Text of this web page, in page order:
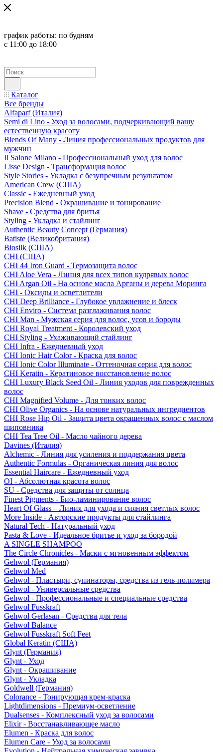
график работы: по будням
с 11:00 до 18:00
Каталог
Все бренды
Alfaparf (Италия)
Semi di Lino - Уход за волосами, подчеркивающий вашу
естественную красоту
Blends Of Many - Линия профессиональных продуктов для
мужчин
Il Salone Milano - Профессиональный уход для волос
Lisse Design - Трансформация волос
Style Stories - Укладка с безупречным результатом
American Crew (США)
Classic - Ежедневный уход
Precision Blend - Окрашивание и тонирование
Shave - Средства для бритья
Styling - Укладка и стайлинг
Authentic Beauty Concept (Германия)
Batiste (Великобритания)
Biosilk (США)
CHI (США)
CHI 44 Iron Guard - Термозащита волос
CHI Aloe Vera - Линия для всех типов кудрявых волос
CHI Argan Oil - На основе масла Арганы и дерева Моринга
CHI - Оксиды и осветлители
CHI Deep Brilliance - Глубокое увлажнение и блеск
CHI Enviro - Система разглаживания волос
CHI Man - Мужская серия для волос, усов и бороды
CHI Royal Treatment - Королевский уход
CHI Styling - Ухаживающий стайлинг
CHI Infra - Ежедневный уход
CHI Ionic Hair Color - Краска для волос
CHI Ionic Color Illuminate - Оттеночная серия для волос
CHI Keratin - Кератиновое восстановление волос
CHI Luxury Black Seed Oil - Линия уходов для поврежденных
волос
CHI Magnified Volume - Для тонких волос
CHI Olive Organics - На основе натуральных ингредиентов
CHI Rose Hip Oil - Защита цвета окрашенных волос с маслом
шиповника
CHI Tea Tree Oil - Масло чайного дерева
Davines (Италия)
Alchemic - Линия для усиления и поддержания цвета
Authentic Formulas - Органическая линия для волос
Essential Haircare - Eжедневный уход
OI - Абсолютная красота волос
SU - Средства для защиты от солнца
Finest Pigments - Био-ламинирование волос
Heart Of Glass – Линия для ухода и сияния светлых волос
More Inside - Авторские продукты для стайлинга
Natural Tech - Натуральный уход
Pasta & Love - Идеальное бритье и уход за бородой
A SINGLE SHAMPOO
The Circle Chronicles - Маски с мгновенным эффектом
Gehwol (Германия)
Gehwol Med
Gehwol - Пластыри, супинаторы, средства из гель-полимера
Gehwol - Универсальные средства
Gehwol - Профессиональные и специальные средства
Gehwol Fusskraft
Gehwol Gerlasan - Средства для тела
Gehwol Balance
Gehwol Fusskraft Soft Feet
Global Keratin (США)
Glynt (Германия)
Glynt - Уход
Glynt - Окрашивание
Glynt - Укладка
Goldwell (Германия)
Colorance - Тонирующая крем-краска
Lightdimensions - Премиум-осветление
Dualsenses - Комплексный уход за волосами
Elixir - Восстанавливающее масло
Elumen - Краска для волос
Elumen Care - Уход за волосами